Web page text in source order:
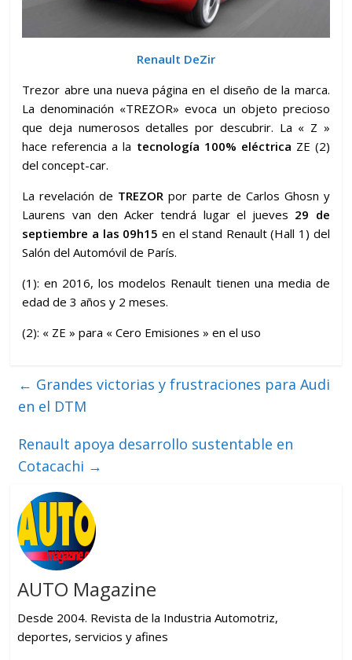
Renault DeZir
Trezor abre una nueva página en el diseño de la marca.
La denominación «TREZOR» evoca un objeto precioso
que deja numerosos detalles por descubrir. La « Z »
hace referencia a la tecnología 100% eléctrica ZE (2)
del concept-car.
La revelación de TREZOR por parte de Carlos Ghosn y
Laurens van den Acker tendrá lugar el jueves 29 de
septiembre a las 09h15 en el stand Renault (Hall 1) del
Salón del Automóvil de París.
(1): en 2016, los modelos Renault tienen una media de
edad de 3 años y 2 meses.
(2): « ZE » para « Cero Emisiones » en el uso
← Grandes victorias y frustraciones para Audi
en el DTM
Renault apoya desarrollo sustentable en
Cotacachi →
AUTO Magazine
Desde 2004. Revista de la Industria Automotriz,
deportes, servicios y afines